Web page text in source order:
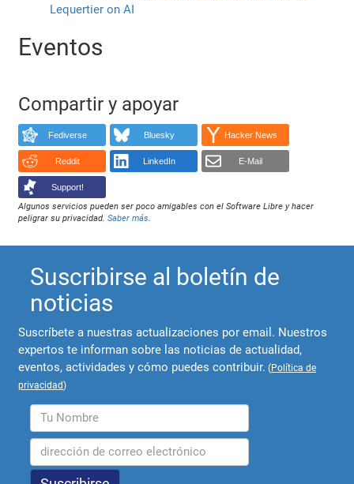
Lequertier on AI
Eventos
Compartir y apoyar
Fediverse Bluesky Hacker News
Reddit LinkedIn E-Mail
Support!
Algunos servicios pueden ser poco amigables con el Software Libre y hacer
peligrar su privacidad.Saber más.
Suscribirse al boletín de
noticias
Suscríbete a nuestras actualizaciones por email. Nuestros
expertos te informan sobre las noticias de actualidad,
eventos, actividades y cómo puedes contribuir. (Política de
privacidad)